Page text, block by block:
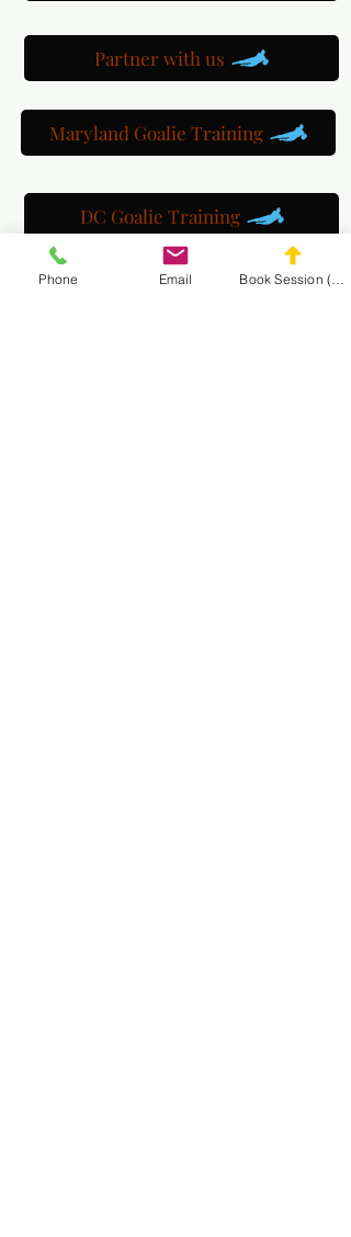
Partner with us
Maryland Goalie Training
DC Goalie Training
Phone Email